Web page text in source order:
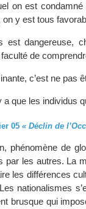
on est
y est tous
est dangereuse,
de
c’est ne pas
a que les individus
05 « Déclin de
phénomène de
par les autres. La
les différences
nationalismes
brusque qui